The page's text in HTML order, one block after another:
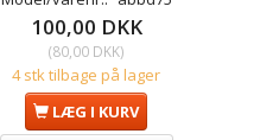
100,00 DKK
(80,00 DKK)
4 stk tilbage på lager
LÆG I KURV